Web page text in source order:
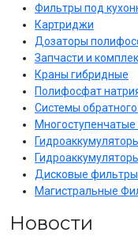
Фильтры под
Картриджи
Дозаторы
Запчасти и
Краны гибридные
Полифосфат
Системы
Многоступенчатые
Дисковые
Магистральные
Новости